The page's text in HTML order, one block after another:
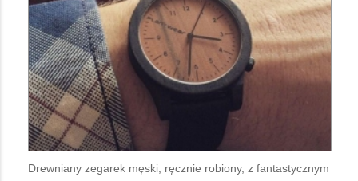
Drewniany zegarek męski, ręcznie robiony, z fantastycznym